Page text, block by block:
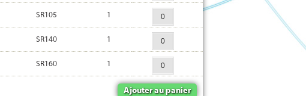
SR105 1
SR140 1
SR160 1
Ajouter au panier